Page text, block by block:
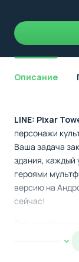
Описание
LINE: Pixar
персонажи
Ваша задача
здания, каждый
героями
версию на
сейчас!
где вам нужно
одинаковых